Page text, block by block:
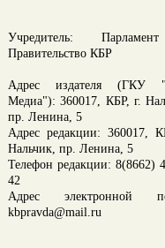
Учредитель:
Правительство КБР
Адрес издателя (ГКУ
Медиа"): 360017, КБР, г.
пр. Ленина, 5
Адрес редакции: 360017,
Нальчик, пр. Ленина, 5
Телефон редакции: 8(8662)
42
Адрес электронной
kbpravda@mail.ru